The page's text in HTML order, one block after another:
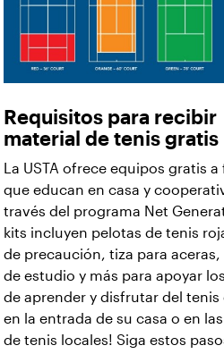
Requisitos para recibir
material de tenis gratis
La USTA ofrece equipos gratis
que educan en casa y
través del programa Net
kits incluyen pelotas de tenis
de precaución, tiza para
de estudio y más para apoyar
de aprender y disfrutar del tenis
en la entrada de su casa o en
de tenis locales! Siga estos